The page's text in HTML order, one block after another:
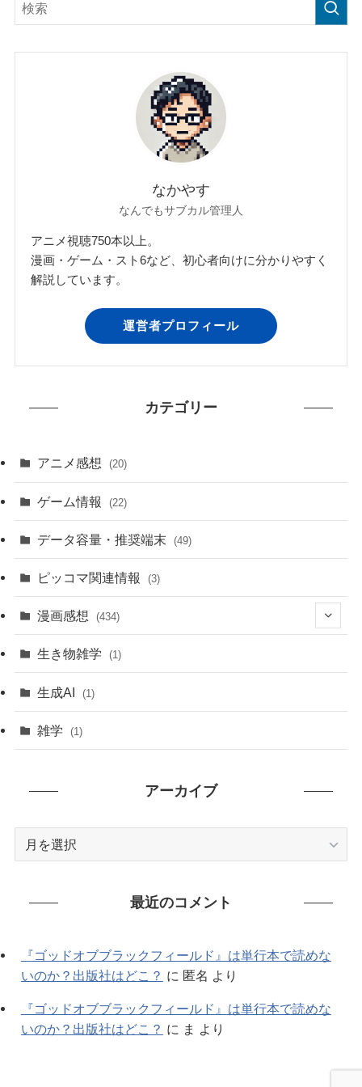
なかやす
なんでもサブカル管理人
アニメ視聴750本以上。
漫画・ゲーム・スト6など、初心者向けに分かりやすく
解説しています。
運営者プロフィール
カテゴリー
アニメ感想 (20)
ゲーム情報 (22)
データ容量・推奨端末 (49)
ピッコマ関連情報 (3)
漫画感想 (434)
(20)
(7)
生き物雑学 (1)
生成AI (1)
雑学 (1)
アーカイブ
最近のコメント
『ゴッドオブブラックフィールド』は単行本で読めな
いのか？出版社はどこ？ に 匿名 より
『ゴッドオブブラックフィールド』は単行本で読めな
いのか？出版社はどこ？ に ま より